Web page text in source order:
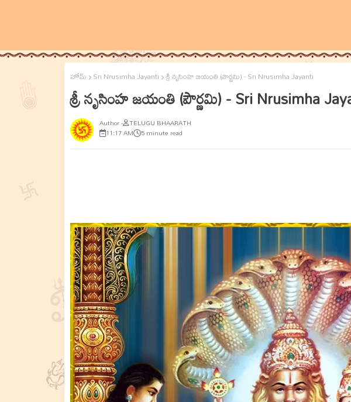
హోమ్ Sri Nrusimha Jayanti శ్రీ నృసింహ జయంతి (పౌర్ణమి) - Sri Nrusimha Jayanti
శ్రీ నృసింహ జయంతి (పౌర్ణమి) - Sri Nrusimha
TELUGU BHAARATH
11:17 AM 5 minute read